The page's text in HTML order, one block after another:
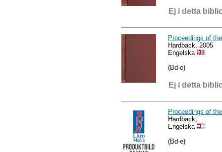
Ej i detta
Proceedings of
Hardback, 2005
Engelska
(Bd-e)
Ej i detta
Proceedings of
Hardback,
Engelska
(Bd-e)